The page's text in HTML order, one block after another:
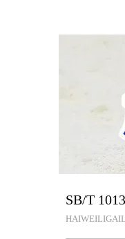
SB/T